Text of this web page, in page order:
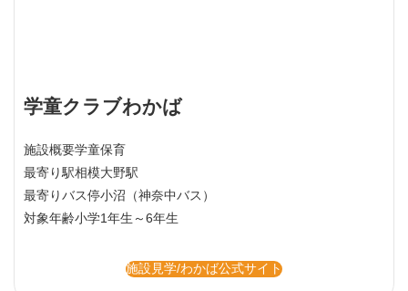
学童クラブわかば
施設概要学童保育
最寄り駅相模大野駅
最寄りバス停小沼（神奈中バス）
対象年齢小学1年生～6年生
施設見学/わかば公式サイト